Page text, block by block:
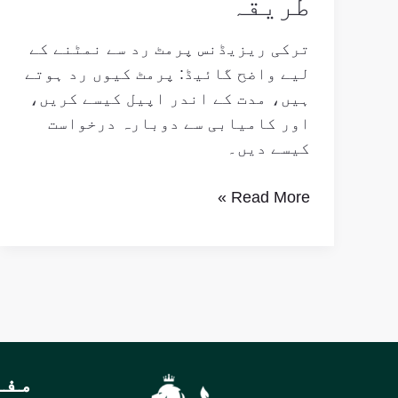
ترکی ریزیڈنس پرمٹ رد سے نمٹنے کے
لیے واضح گائیڈ: پرمٹ کیوں رد ہوتے
ہیں، مدت کے اندر اپیل کیسے کریں،
اور کامیابی سے دوبارہ درخواست
کیسے دیں۔
Read More »